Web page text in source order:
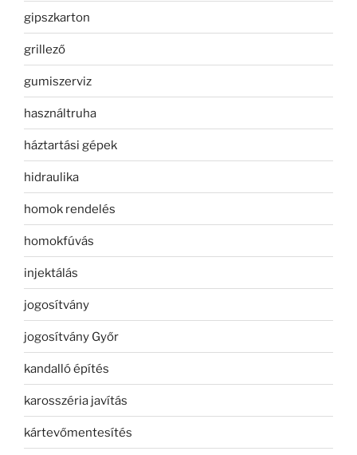
gipszkarton
grillező
gumiszerviz
használtruha
háztartási gépek
hidraulika
homok rendelés
homokfúvás
injektálás
jogosítvány
jogosítvány Győr
kandalló építés
karosszéria javítás
kártevőmentesítés